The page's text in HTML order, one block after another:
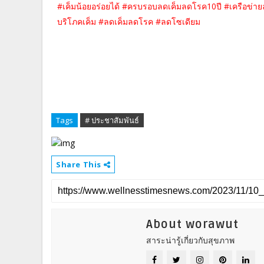
#เค็มน้อยอร่อยได้ #ครบรอบลดเค็มลดโรค10ปี #เครือข่า
บริโภคเค็ม #ลดเค็มลดโรค #ลดโซเดียม
Tags # ประชาสัมพันธ์
Share This
About worawut
สาระน่ารู้เกี่ยวกับสุขภาพ